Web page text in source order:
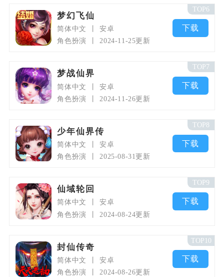
梦幻飞仙
简体中文
安卓
角色扮演
2024-11-25更新
下载
TOP6
梦战仙界
简体中文
安卓
角色扮演
2024-11-26更新
下载
TOP7
少年仙界传
简体中文
安卓
角色扮演
2025-08-31更新
下载
TOP8
仙域轮回
简体中文
安卓
角色扮演
2024-08-24更新
下载
TOP9
封仙传奇
简体中文
安卓
角色扮演
2024-08-26更新
下载
TOP10